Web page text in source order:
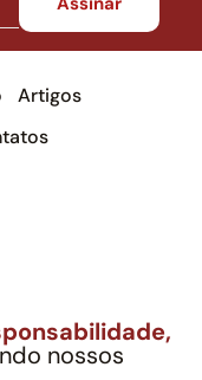
Artigos
nossos